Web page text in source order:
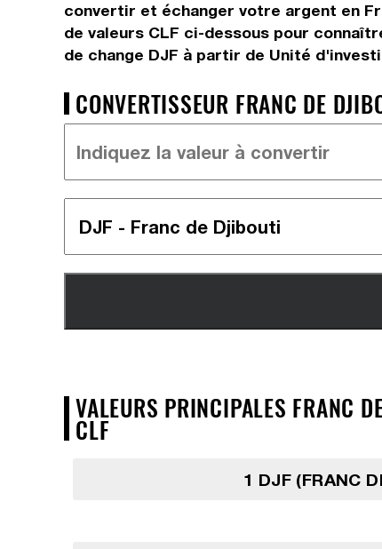
convertir et échanger votre argent en
de valeurs CLF ci-dessous pour
de change DJF à partir de Unité
CONVERTISSEUR FRANC DE
VALEURS PRINCIPALES FRANC
CLF
1 DJF (FRANC